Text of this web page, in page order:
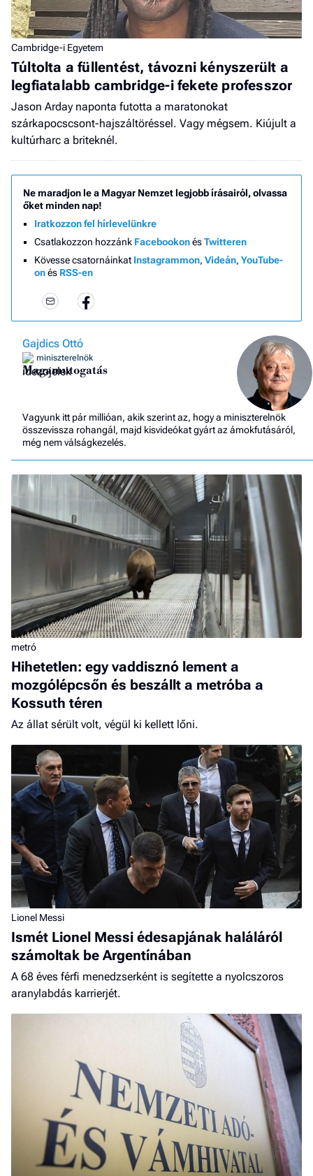
Cambridge-i Egyetem
Túltolta a füllentést, távozni kényszerült a
legfiatalabb cambridge-i fekete professzor
Jason Arday naponta futotta a maratonokat
szárkapocscsont-hajszáltöréssel. Vagy mégsem. Kiújult a
kultúrharc a briteknél.
Ne maradjon le a Magyar Nemzet legjobb írásairól, olvassa
őket minden nap!
Iratkozzon fel hírlevelünkre
Csatlakozzon hozzánk FacebookonésTwitteren
Kövesse csatornáinkat Instagrammon, Videán, YouTube-
onés RSS-en
Gajdics Ottó
miniszterelnök
Magamutogatás
Vagyunk itt pár millióan, akik szerint az, hogy a miniszterelnök
összevissza rohangál, majd kisvideókat gyárt az ámokfutásáról,
még nem válságkezelés.
metró
Hihetetlen: egy vaddisznó lement a
mozgólépcsőn és beszállt a metróba a
Kossuth téren
Az állat sérült volt, végül ki kellett lőni.
Lionel Messi
Ismét Lionel Messi édesapjának haláláról
számoltak be Argentínában
A 68 éves férfi menedzserként is segítette a nyolcszoros
aranylabdás karrierjét.